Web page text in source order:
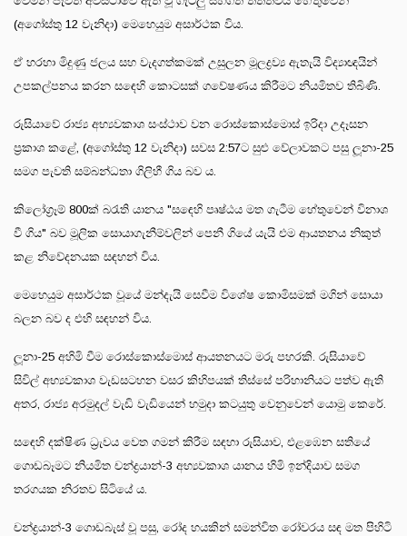
(අගෝස්තු 12 වැනිදා) මෙහෙයුම අසාර්ථක විය.
ඒ හරහා මිදුණු ජලය සහ වැදගත්කමක් උසුලන මූලද්‍රව්‍ය ඇතැයි විද්‍යාඥයින්
උපකල්පනය කරන සඳෙහි කොටසක් ගවේෂණය කිරීමට නියමිතව තිබිණි.
රුසියාවේ රාජ්‍ය අභ්‍යවකාශ සංස්ථාව වන රොස්කොස්මොස් ඉරිදා උදෑසන
ප්‍රකාශ කළේ, (අගෝස්තු 12 වැනිදා) සවස 2:57ට සුළු වේලාවකට පසු ලූනා-25
සමග පැවති සම්බන්ධතා ගිලිහී ගිය බව ය.
කිලෝග්‍රෑම් 800ක් බරැති යානය "සඳෙහි පෘෂ්ඨය මත ගැටීම හේතුවෙන් විනාශ
වී ගිය" බව මූලික සොයාගැනීම්වලින් පෙනී ගියේ යැයි එම ආයතනය නිකුත්
කළ නිවේදනයක සඳහන් විය.
මෙහෙයුම අසාර්ථක වූයේ මන්දැයි සෙවීම විශේෂ කොමිසමක් මගින් සොයා
බලන බව ද එහි සඳහන් විය.
ලූනා-25 අහිමි වීම රොස්කොස්මොස් ආයතනයට මරු පහරකි. රුසියාවේ
සිවිල් අභ්‍යවකාශ වැඩසටහන වසර කිහිපයක් තිස්සේ පරිහානියට පත්ව ඇති
අතර, රාජ්‍ය අරමුදල් වැඩි වැඩියෙන් හමුදා කටයුතු වෙනුවෙන් යොමු කෙරේ.
සඳෙහි දක්ෂිණ ධ්‍රැවය වෙත ගමන් කිරීම සඳහා රුසියාව, එළඹෙන සතියේ
ගොඩබෑමට නියමිත චන්ද්‍රයාන්-3 අභ්‍යවකාශ යානය හිමි ඉන්දියාව සමග
තරගයක නිරතව සිටියේ ය.
චන්ද්‍රයාන්-3 ගොඩබැස් වූ පසු, රෝද හයකින් සමන්විත රෝවරය සඳ මත පිහිටි